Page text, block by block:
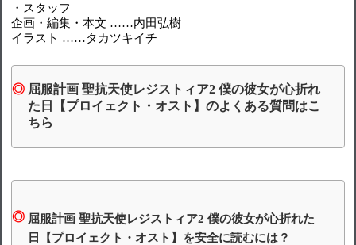
・スタッフ
企画・編集・本文 ……内田弘樹
イラスト ……タカツキイチ
屈服計画 聖抗天使レジストィア2 僕の彼女が心折れ
た日【プロイェクト・オスト】のよくある質問はこ
ちら
屈服計画 聖抗天使レジストィア2 僕の彼女が心折れた
日【プロイェクト・オスト】を安全に読むには？